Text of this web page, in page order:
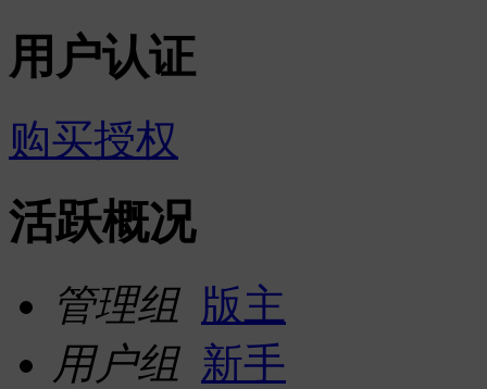
用户认证
购买授权
活跃概况
管理组 版主
用户组 新手